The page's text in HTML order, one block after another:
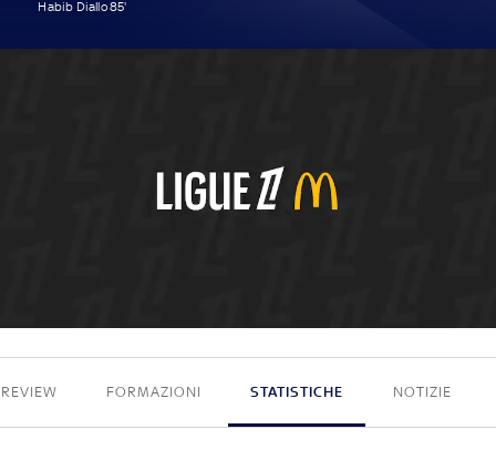
Habib Diallo 85'
5 - 1
FORMAZIONI STATISTICHE NOTIZIE